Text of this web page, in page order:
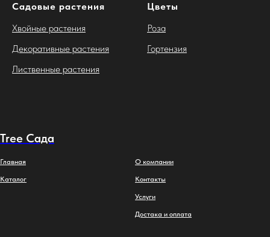
Садовые растения
Хвойные растения
Декоративные растения
Лиственные растения
Цветы
Роза
Гортензия
Tree Сада
Главная
Каталог
О компании
Контакты
Услуги
Достака и оплата